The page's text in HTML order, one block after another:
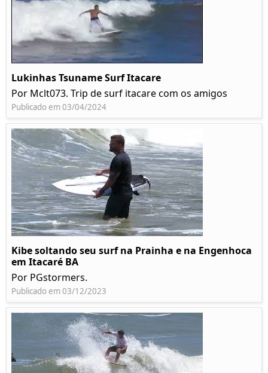
Lukinhas Tsuname Surf Itacare
Por Mclt073. Trip de surf itacare com os amigos
Publicado em 03/04/2024
Kibe soltando seu surf na Prainha e na Engenhoca
em Itacaré BA
Por PGstormers.
Publicado em 03/12/2023